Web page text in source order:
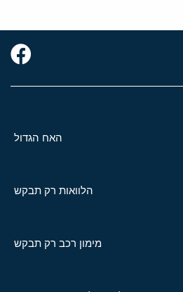
האח הגדול
הלוואות רק תבקש
מימון רכב רק תבקש